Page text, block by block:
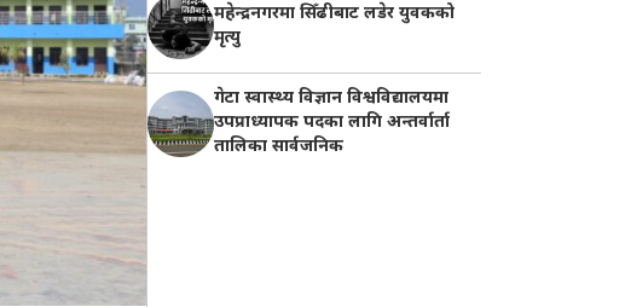
महेन्द्रनगरमा सिँढीबाट लडेर युवकको
मृत्यु
गेटा स्वास्थ्य विज्ञान विश्वविद्यालयमा
उपप्राध्यापक पदका लागि अन्तर्वार्ता
तालिका सार्वजनिक